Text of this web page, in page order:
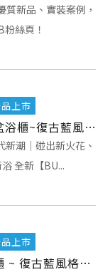
質新品、實裝案例，
絲頁！
上市
BU系列｜臉盆浴櫃~復古藍風格，2019 全新登場！
新潮｜碰出新火花、
全新【BU...
上市
BU系列｜鏡櫃 ~ 復古藍風格，2019 全新登場！